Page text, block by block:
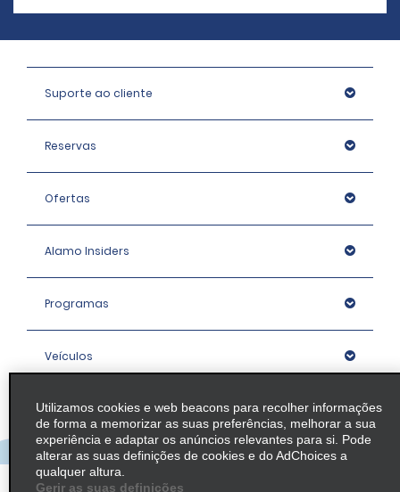
Suporte ao cliente
Reservas
Ofertas
Alamo Insiders
Programas
Veículos
Agências
Empresa
Utilizamos cookies e web beacons para recolher informações
de forma a memorizar as suas preferências, melhorar a sua
experiência e adaptar os anúncios relevantes para si. Pode
alterar as suas definições de cookies e do AdChoices a
qualquer altura.
Gerir as suas definições